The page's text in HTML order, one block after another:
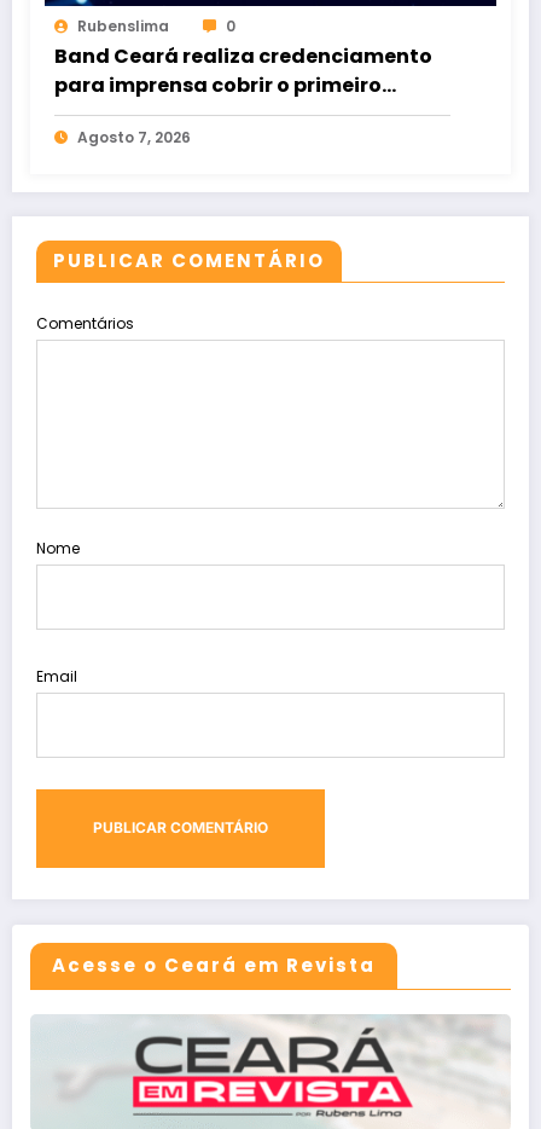
Rubenslima 0
Band Ceará realiza credenciamento
para imprensa cobrir o primeiro
debate entre candidatos ao Governo
do Estado
Agosto 7, 2026
PUBLICAR COMENTÁRIO
Comentários
Nome
Email
Acesse o Ceará em Revista